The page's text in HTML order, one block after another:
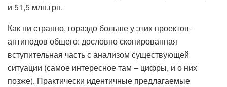
и 51,5 млн.грн.
Как ни странно, гораздо больше у этих проектов-
антиподов общего: дословно скопированная
вступительная часть с анализом существующей
ситуации (самое интересное там – цифры, и о них
позже). Практически идентичные предлагаемые